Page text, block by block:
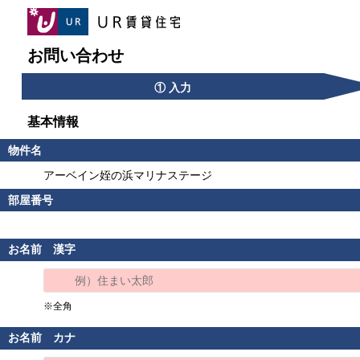
お問い合わせ
① 入力
基本情報
物件名
アーベイン姪の浜マリナステージ
部屋番号
お名前 漢字
※全角
お名前 カナ